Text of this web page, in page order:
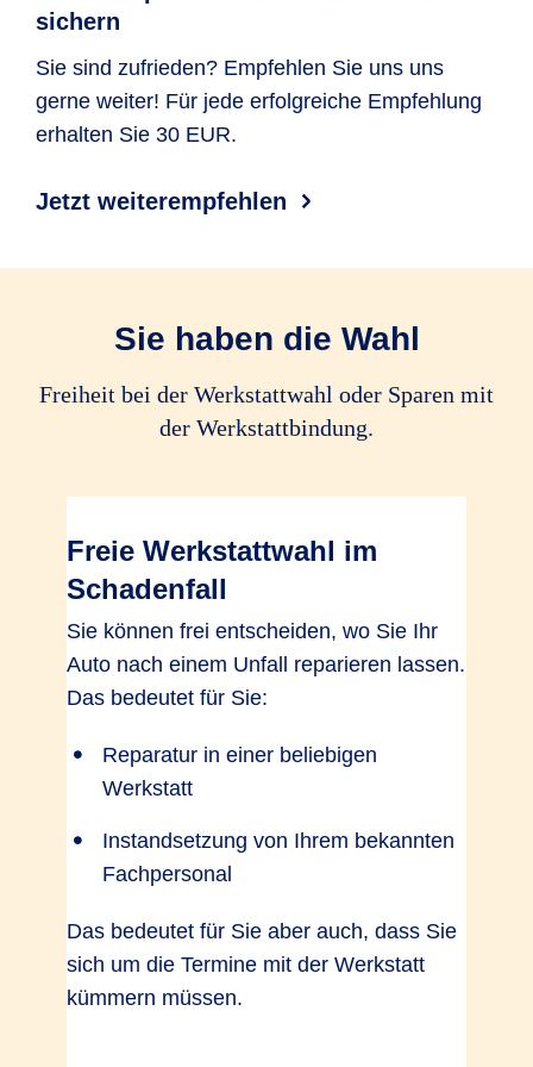
Ersatz von Schäden durch Tier­kollision
Sinne des
Alle Tiere
Verzicht auf Selbstbeteiligung bei
Glasreparatur
Ja, bei
Partner­werk­
Ja, bei
Partner­werk­
Mobilitätspauschale bei Entwendung
bis 500 EUR
Ersatz von Schäden durch Erdbeben,
und Vulkan­ausbruch
Fährrisiko
Schlinger­schäden
optional optional
sichern
Sie sind zufrieden? Empfehlen Sie uns uns
gerne weiter! Für jede erfolgreiche Empfehlung
erhalten Sie 30 EUR.
Jetzt weiterempfehlen
Sie haben die Wahl
Freiheit bei der Werkstattwahl oder Sparen mit
der Werkstattbindung.
Freie Werkstattwahl im
Schadenfall
Sie können frei entscheiden, wo Sie Ihr
Auto nach einem Unfall reparieren lassen.
Das bedeutet für Sie:
Reparatur in einer beliebigen
Werkstatt
Instandsetzung von Ihrem bekannten
Fachpersonal
Das bedeutet für Sie aber auch, dass Sie
sich um die Termine mit der Werkstatt
kümmern müssen.